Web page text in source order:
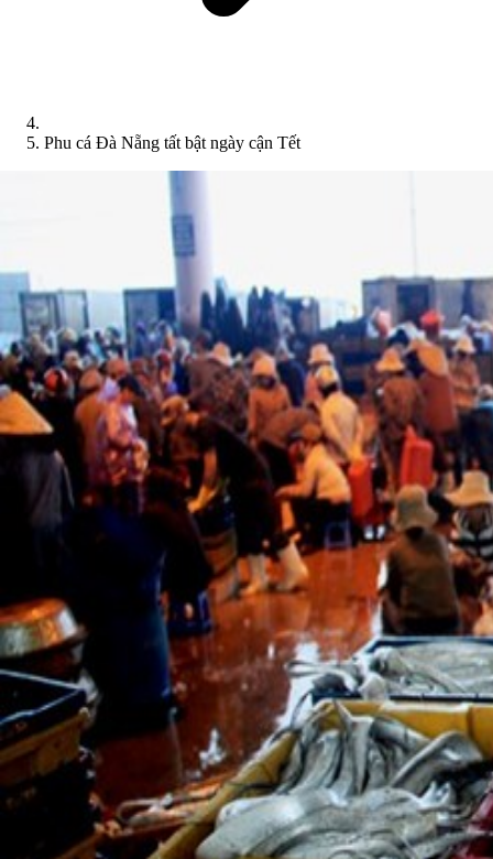
Phu cá Đà Nẵng tất bật ngày cận Tết